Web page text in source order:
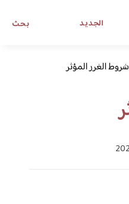
بحث الجديد
العصرية
يهمك
شروط الغرر المؤثر